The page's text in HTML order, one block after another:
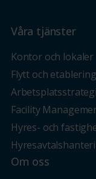
Våra tjänster
Kontor och lokaler
Flytt och etablering
Facility
Hyres- och
Om oss